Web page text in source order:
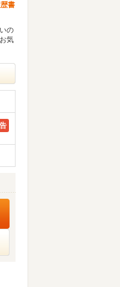
書
の
気